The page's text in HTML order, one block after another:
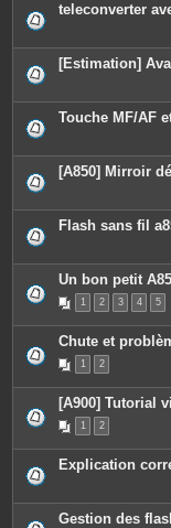
teleconverter
[Estimation]
Touche MF/AF
[A850] Mirroir
Flash sans fil
Un bon petit
1 2 3 4 5
Chute et
1 2
[A900] Tutorial
1 2
Explication
Gestion des